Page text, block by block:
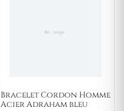
Bracelet Cordon Homme
Acier Adraham bleu